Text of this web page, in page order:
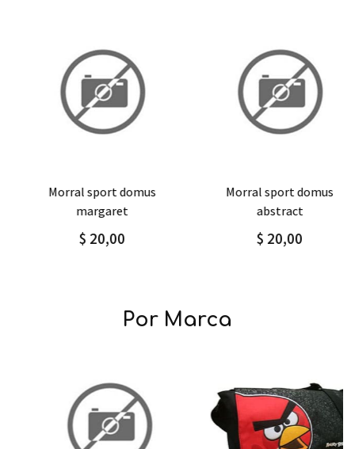
Agregar Detalle
margaret
$ 20,00
Agregar Detalle
abstract
$ 20,00
Por Marca